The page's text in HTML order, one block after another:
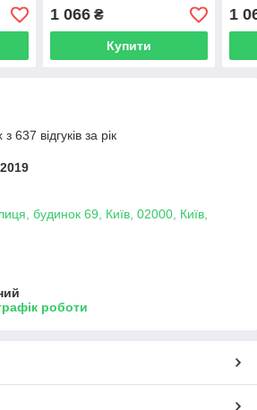
1 066₴
Купити
1
637 відгуків за рік
будинок 69, Київ, 02000, Київ,
роботи